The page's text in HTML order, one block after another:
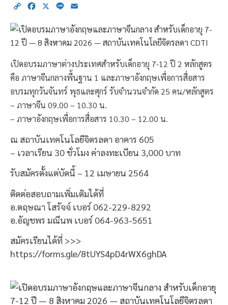
Copy Facebook
X Line
เปิดอบรมภาษาต่างประเทศสำหรับเด็กอายุ 7-12 ปี 2 หลักสูตร
คือ ภาษาจีนกลางพื้นฐาน 1 และภาษาอังกฤษเพื่อการสื่อสาร
อบรมทุกวันจันทร์ พุธและศุกร์ รับจำนวนจำกัด 25 คน/หลักสูตร
– ภาษาจีน 09.00 – 10.30 น.
– ภาษาอังกฤษเพื่อการสื่อสาร 10.30 – 12.00 น.
ณ สถาบันเทคโนโลยีจิตรลดา อาคาร 605
– เวลาเรียน 30 ชั่วโมง ค่าลงทะเบียน 3,000 บาท
รับสมัครตั้งแต่บัดนี้ – 12 เมษายน 2564
ติดต่อสอบถามเพิ่มเติมได้ที่
อ.ตฤษณา โสรัจจ์ เบอร์ 062-229-8292
อ.อัญชพร มณีนพ เบอร์ 064-963-5651
สมัครเรียนได้ที่ >>>
https://forms.gle/8tUYS4pD4rWX6ghDA